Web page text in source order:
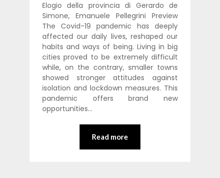
Elogio della provincia di Gerardo de
Simone, Emanuele Pellegrini Preview
The Covid-19 pandemic has deeply
affected our daily lives, reshaped our
habits and ways of being. Living in big
cities proved to be extremely difficult
while, on the contrary, smaller towns
showed stronger attitudes against
isolation and lockdown measures. This
pandemic offers brand new
opportunities…
Read more